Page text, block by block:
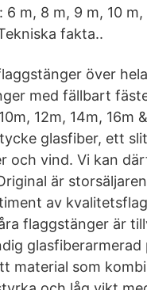
6 m, 8 m, 9 m, 10 m,
fakta..
över
med fällbart
12m, 14m, 16m
glasfiber, ett
och vind. Vi kan
är
av
flaggstänger är
material som